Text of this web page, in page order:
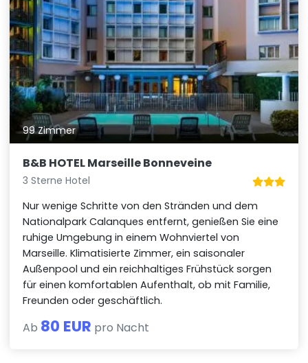
99 Zimmer
B&B HOTEL Marseille Bonneveine
3 Sterne Hotel
Nur wenige Schritte von den Stränden und dem
Nationalpark Calanques entfernt, genießen Sie eine
ruhige Umgebung in einem Wohnviertel von
Marseille. Klimatisierte Zimmer, ein saisonaler
Außenpool und ein reichhaltiges Frühstück sorgen
für einen komfortablen Aufenthalt, ob mit Familie,
Freunden oder geschäftlich.
Ab 80 EUR pro Nacht